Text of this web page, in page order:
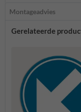
Montageadvies
Gerelateerde